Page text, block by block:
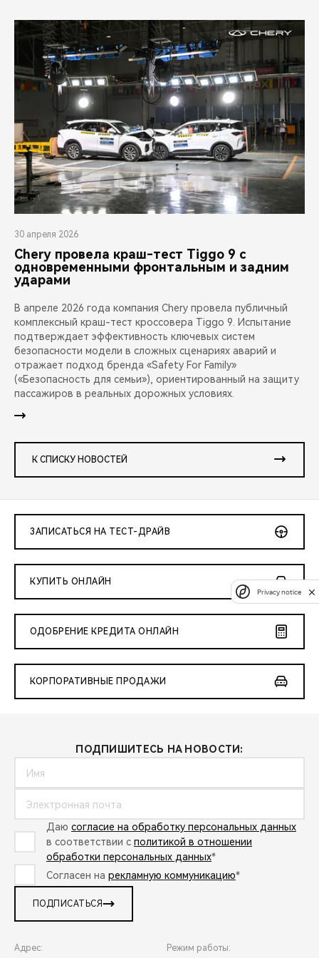
30 апреля 2026
Chery провела краш-тест Tiggo 9 с
одновременными фронтальным и задним
ударами
В апреле 2026 года компания Chery провела публичный
комплексный краш-тест кроссовера Tiggo 9. Испытание
подтверждает эффективность ключевых систем
безопасности модели в сложных сценариях аварий и
отражает подход бренда «Safety For Family»
(«Безопасность для семьи»), ориентированный на защиту
пассажиров в реальных дорожных условиях.
К СПИСКУ НОВОСТЕЙ
ЗАПИСАТЬСЯ НА ТЕСТ-ДРАЙВ
КУПИТЬ ОНЛАЙН
ОДОБРЕНИЕ КРЕДИТА ОНЛАЙН
КОРПОРАТИВНЫЕ ПРОДАЖИ
ПОДПИШИТЕСЬ НА НОВОСТИ:
Даю согласие на обработку персональных данных
в соответствии с политикой в отношении
обработки персональных данных*
Согласен на рекламную коммуникацию*
ПОДПИСАТЬСЯ
Адрес: Режим работы:
Privacy notice